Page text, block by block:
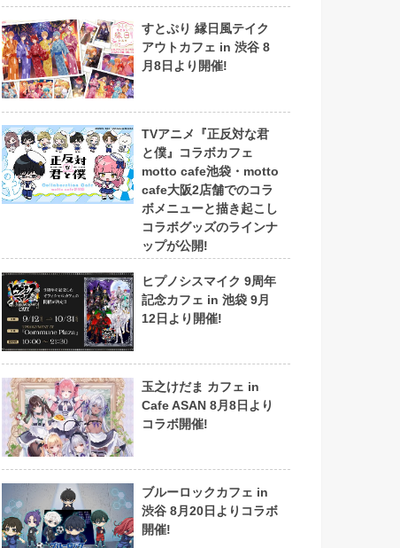
すとぷり 縁日風テイク
アウトカフェ in 渋谷 8
月8日より開催!
TVアニメ『正反対な君
と僕』コラボカフェ
motto cafe池袋・motto
cafe大阪2店舗でのコラ
ボメニューと描き起こし
コラボグッズのラインナ
ップが公開!
ヒプノシスマイク 9周年
記念カフェ in 池袋 9月
12日より開催!
玉之けだま カフェ in
Cafe ASAN 8月8日より
コラボ開催!
ブルーロックカフェ in
渋谷 8月20日よりコラボ
開催!